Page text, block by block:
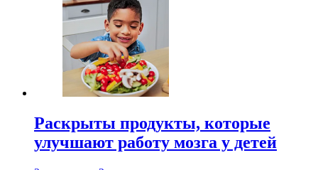
Раскрыты продукты, которые
улучшают работу мозга у детей